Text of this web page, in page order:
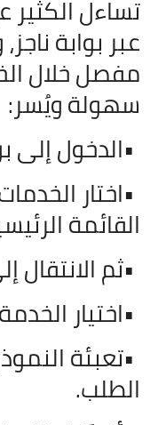
تساءل
عبر بوابة
مفصل خلال
سهولة ويُسر:
•الدخول إلى
•اختار
القائمة
•ثم الانتقال
•اختيار
•تعبئة
الطلب.